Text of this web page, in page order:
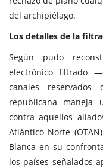
del archipiélago.
Los detalles de la
Según pudo
electrónico filtrado
canales reservados
republicana maneja
contra aquellos
Atlántico Norte
Blanca en su
los países señalados